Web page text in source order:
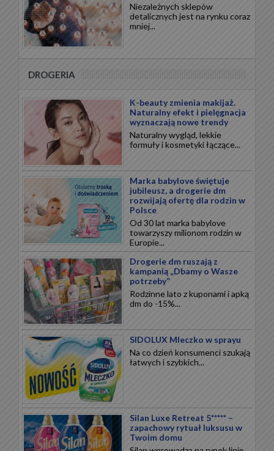
Niezależnych sklepów
detalicznych jest na rynku coraz
mniej...
DROGERIA
K-beauty zmienia makijaż.
Naturalny efekt i pielęgnacja
wyznaczają nowe trendy
Naturalny wygląd, lekkie
formuły i kosmetyki łączące...
Marka babylove świętuje
jubileusz, a drogerie dm
rozwijają ofertę dla rodzin w
Polsce
Od 30 lat marka babylove
towarzyszy milionom rodzin w
Europie...
Drogerie dm ruszają z
kampanią „Dbamy o Wasze
potrzeby”
Rodzinne lato z kuponami i apką
dm do -15%...
SIDOLUX Mleczko w sprayu
Na co dzień konsumenci szukają
łatwych i szybkich...
Silan Luxe Retreat 5***** –
zapachowy rytuał luksusu w
Twoim domu